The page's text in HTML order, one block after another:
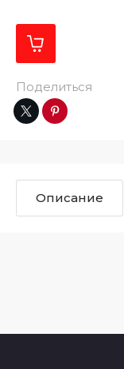
Поделиться
Описание